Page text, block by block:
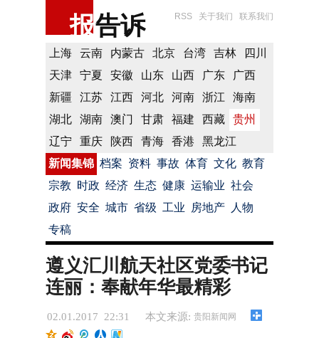
报告诉 RSS 关于我们 联系我们
上海 云南 内蒙古 北京 台湾 吉林
四川
天津
宁夏 安徽 山东 山西 广东
广西
新疆
江苏 江西 河北 河南 浙江
海南
湖北
湖南 澳门 甘肃 福建 西藏
贵州
辽宁
重庆 陕西 青海 香港
黑龙江
新闻集锦 档案 资料 事故 体育 文化 教育
宗教 时政 经济 生态 健康 运输业 社会
政府 安全 城市 省级 工业 房地产
人物
专稿
遵义汇川航天社区党委书记
连丽：奉献年华最精彩
02.01.2017 22:31 本文来源: 贵阳新闻网